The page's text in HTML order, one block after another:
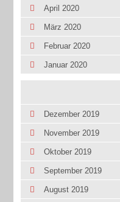
April 2020
März 2020
Februar 2020
Januar 2020
Dezember 2019
November 2019
Oktober 2019
September 2019
August 2019